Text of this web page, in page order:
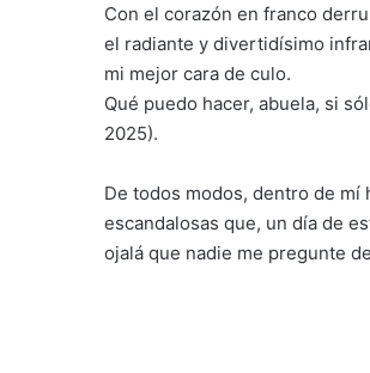
Con el corazón en franco
el radiante y divertidísimo
mi mejor cara de culo.
Qué puedo hacer, abuela, si
2025).
De todos modos, dentro de mí
escandalosas que, un día de
ojalá que nadie me pregunte